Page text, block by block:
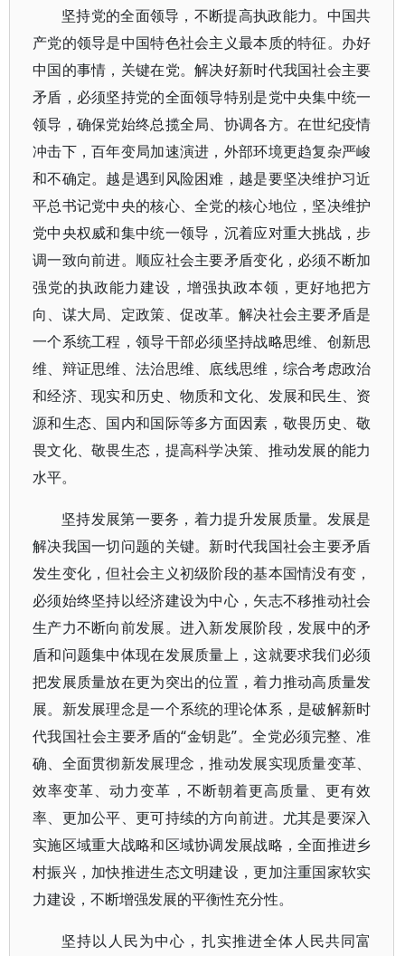
坚持党的全面领导，不断提高执政能力。中国共
产党的领导是中国特色社会主义最本质的特征。办好
中国的事情，关键在党。解决好新时代我国社会主要
矛盾，必须坚持党的全面领导特别是党中央集中统一
领导，确保党始终总揽全局、协调各方。在世纪疫情
冲击下，百年变局加速演进，外部环境更趋复杂严峻
和不确定。越是遇到风险困难，越是要坚决维护习近
平总书记党中央的核心、全党的核心地位，坚决维护
党中央权威和集中统一领导，沉着应对重大挑战，步
调一致向前进。顺应社会主要矛盾变化，必须不断加
强党的执政能力建设，增强执政本领，更好地把方
向、谋大局、定政策、促改革。解决社会主要矛盾是
一个系统工程，领导干部必须坚持战略思维、创新思
维、辩证思维、法治思维、底线思维，综合考虑政治
和经济、现实和历史、物质和文化、发展和民生、资
源和生态、国内和国际等多方面因素，敬畏历史、敬
畏文化、敬畏生态，提高科学决策、推动发展的能力
水平。
坚持发展第一要务，着力提升发展质量。发展是
解决我国一切问题的关键。新时代我国社会主要矛盾
发生变化，但社会主义初级阶段的基本国情没有变，
必须始终坚持以经济建设为中心，矢志不移推动社会
生产力不断向前发展。进入新发展阶段，发展中的矛
盾和问题集中体现在发展质量上，这就要求我们必须
把发展质量放在更为突出的位置，着力推动高质量发
展。新发展理念是一个系统的理论体系，是破解新时
代我国社会主要矛盾的“金钥匙”。全党必须完整、准
确、全面贯彻新发展理念，推动发展实现质量变革、
效率变革、动力变革，不断朝着更高质量、更有效
率、更加公平、更可持续的方向前进。尤其是要深入
实施区域重大战略和区域协调发展战略，全面推进乡
村振兴，加快推进生态文明建设，更加注重国家软实
力建设，不断增强发展的平衡性充分性。
坚持以人民为中心，扎实推进全体人民共同富